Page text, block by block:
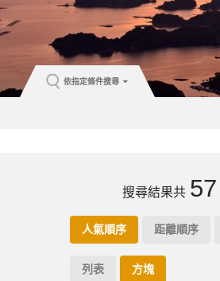
依指定條件搜尋
搜尋結果共 57
人氣順序 距離順序
列表 方塊